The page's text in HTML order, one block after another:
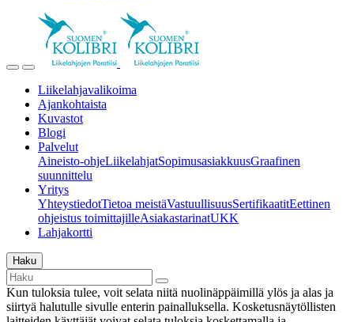
Liikelahjavalikoima
Ajankohtaista
Kuvastot
Blogi
Palvelut
Aineisto-ohjeLiikelahjatSopimusasiakkuusGraafinen
suunnittelu
Yritys
YhteystiedotTietoa meistäVastuullisuusSertifikaatitEettinen
ohjeistus toimittajilleAsiakastarinatUKK
Lahjakortti
Haku
Kun tuloksia tulee, voit selata niitä nuolinäppäimillä ylös ja alas ja
siirtyä halutulle sivulle enterin painalluksella. Kosketusnäytöllisten